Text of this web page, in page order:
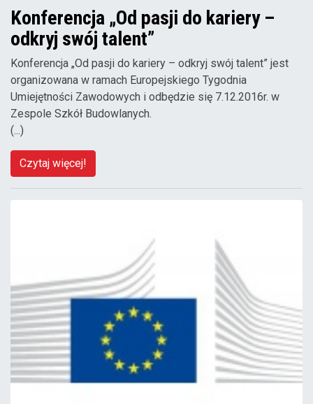
Konferencja „Od pasji do kariery –
odkryj swój talent”
Konferencja „Od pasji do kariery – odkryj swój talent” jest
organizowana w ramach Europejskiego Tygodnia
Umiejętności Zawodowych i odbędzie się 7.12.2016r. w
Zespole Szkół Budowlanych.
(...)
Czytaj więcej!